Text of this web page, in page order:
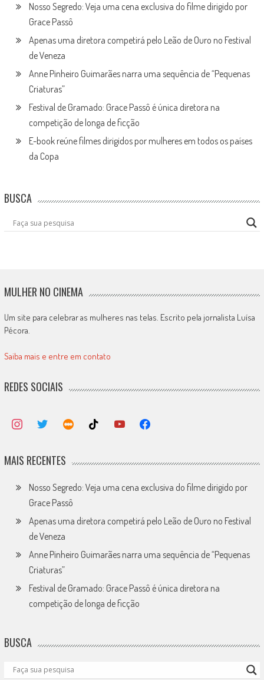
Nosso Segredo: Veja uma cena exclusiva do filme dirigido por
Grace Passô
Apenas uma diretora competirá pelo Leão de Ouro no Festival
de Veneza
Anne Pinheiro Guimarães narra uma sequência de “Pequenas
Criaturas”
Festival de Gramado: Grace Passô é única diretora na
competição de longa de ficção
E-book reúne filmes dirigidos por mulheres em todos os países
da Copa
BUSCA
MULHER NO CINEMA
Um site para celebrar as mulheres nas telas. Escrito pela jornalista Luísa
Pécora.
Saiba mais e entre em contato
REDES SOCIAIS
MAIS RECENTES
Nosso Segredo: Veja uma cena exclusiva do filme dirigido por
Grace Passô
Apenas uma diretora competirá pelo Leão de Ouro no Festival
de Veneza
Anne Pinheiro Guimarães narra uma sequência de “Pequenas
Criaturas”
Festival de Gramado: Grace Passô é única diretora na
competição de longa de ficção
BUSCA